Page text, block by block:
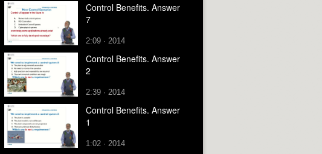
Control Benefits. Answer
7
2:09 · 2014
Control Benefits. Answer
2
2:39 · 2014
Control Benefits. Answer
1
1:02 · 2014